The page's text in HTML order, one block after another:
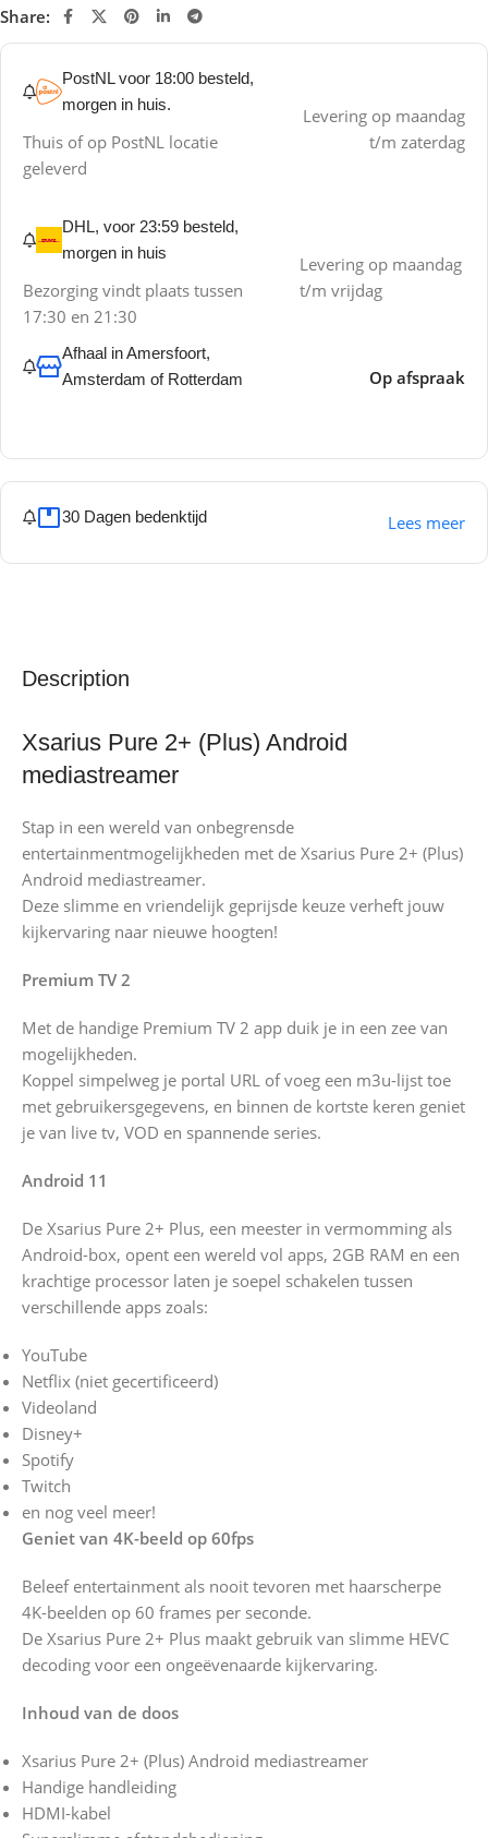
Share:
PostNL voor 18:00 besteld,
morgen in huis.
Thuis of op PostNL locatie
geleverd
Levering op maandag
t/m zaterdag
DHL, voor 23:59 besteld,
morgen in huis
Bezorging vindt plaats tussen
17:30 en 21:30
Levering op maandag
t/m vrijdag
Afhaal in Amersfoort,
Amsterdam of Rotterdam
Op afspraak
30 Dagen bedenktijd Lees meer
Description
Xsarius Pure 2+ (Plus) Android
mediastreamer
Stap in een wereld van onbegrensde
entertainmentmogelijkheden met de Xsarius Pure 2+ (Plus)
Android mediastreamer.
Deze slimme en vriendelijk geprijsde keuze verheft jouw
kijkervaring naar nieuwe hoogten!
Premium TV 2
Met de handige Premium TV 2 app duik je in een zee van
mogelijkheden.
Koppel simpelweg je portal URL of voeg een m3u-lijst toe
met gebruikersgegevens, en binnen de kortste keren geniet
je van live tv, VOD en spannende series.
Android 11
De Xsarius Pure 2+ Plus, een meester in vermomming als
Android-box, opent een wereld vol apps, 2GB RAM en een
krachtige processor laten je soepel schakelen tussen
verschillende apps zoals:
YouTube
Netflix (niet gecertificeerd)
Videoland
Disney+
Spotify
Twitch
en nog veel meer!
Geniet van 4K-beeld op 60fps
Beleef entertainment als nooit tevoren met haarscherpe
4K-beelden op 60 frames per seconde.
De Xsarius Pure 2+ Plus maakt gebruik van slimme HEVC
decoding voor een ongeëvenaarde kijkervaring.
Inhoud van de doos
Xsarius Pure 2+ (Plus) Android mediastreamer
Handige handleiding
HDMI-kabel